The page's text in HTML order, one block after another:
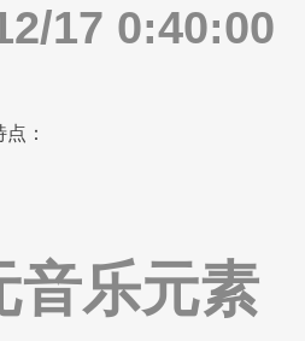
17 0:40:00
：
音乐元素